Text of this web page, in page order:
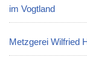
im Vogtland
Metzgerei Wilfried